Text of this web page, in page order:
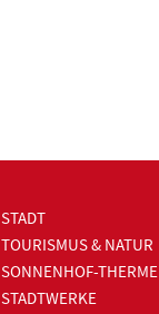
STADT
TOURISMUS & NATUR
SONNENHOF-THERME
STADTWERKE